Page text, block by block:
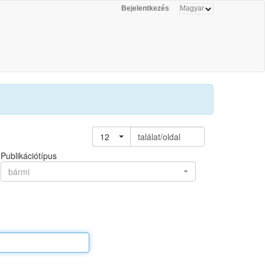
Bejelentkezés
12
találat/oldal
Publikációtípus
bármi